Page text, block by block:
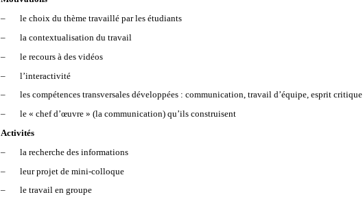
– le choix du thème travaillé par les étudiants
– la contextualisation du travail
– le recours à des vidéos
– l’interactivité
– les compétences transversales développées : communication, travail d’équipe, esprit critique
– le « chef d’œuvre » (la communication) qu’ils construisent
Activités
– la recherche des informations
– leur projet de mini-colloque
– le travail en groupe